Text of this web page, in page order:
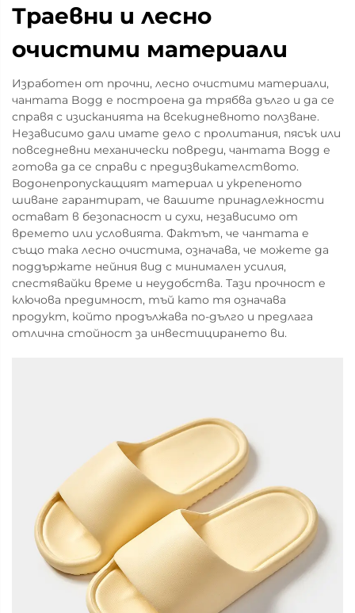
Траевни и лесно
очистими материали
Изработен от прочни, лесно очистими материали,
чантата Bogg е построена да трябва дълго и да се
справя с изисканията на всекидневното ползване.
Независимо дали имате дело с пролитания, пясък или
повседневни механически повреди, чантата Bogg е
готова да се справи с предизвикателството.
Водонепропускащият материал и укрепеното
шиване гарантират, че вашите принадлежности
остават в безопасност и сухи, независимо от
времето или условията. Фактът, че чантата е
също така лесно очистима, означава, че можете да
поддържате нейния вид с минимален усилия,
спестявайки време и неудобства. Тази прочност е
ключова предимност, тъй като тя означава
продукт, който продължава по-дълго и предлага
отлична стойност за инвестицирането ви.